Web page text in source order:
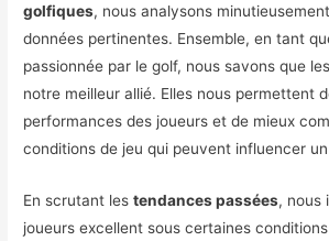
golfiques, nous analysons
données pertinentes. Ensemble, en tant
passionnée par le golf, nous savons que
notre meilleur allié. Elles nous permettent
performances des joueurs et de mieux
conditions de jeu qui peuvent influencer
En scrutant lestendances passées, nous
joueurs excellent sous certaines conditions